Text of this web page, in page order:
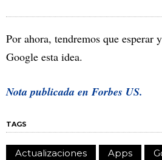
Por ahora, tendremos que esperar
Google esta idea.
Nota publicada en Forbes US.
TAGS
Actualizaciones Apps